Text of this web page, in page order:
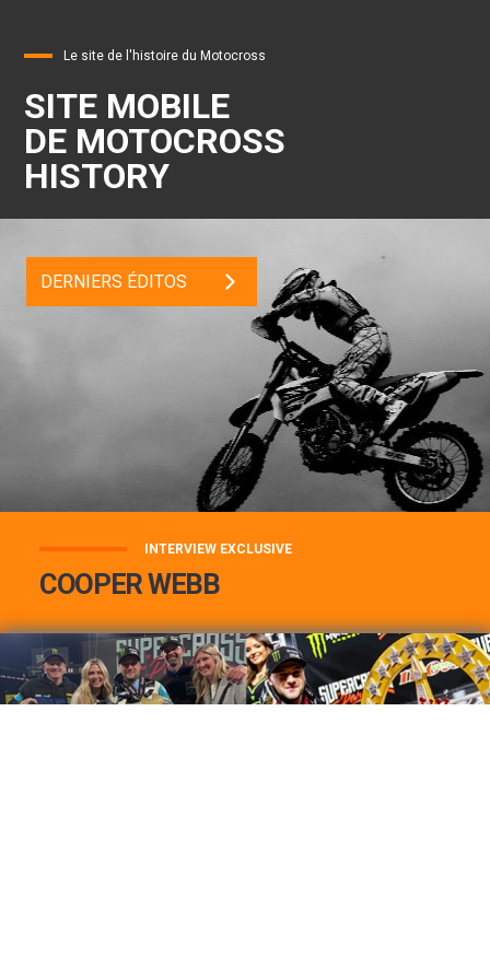
Le site de l'histoire du Motocross
SITE MOBILE
DE MOTOCROSS
HISTORY
DERNIERS ÉDITOS
INTERVIEW EXCLUSIVE
COOPER WEBB